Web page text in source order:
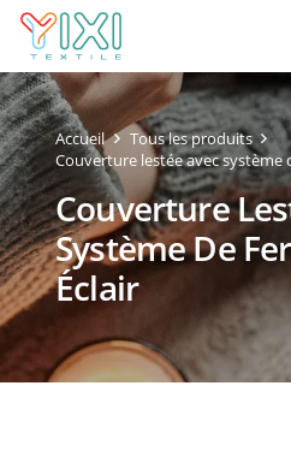
Accueil
Tous les produits
Couverture lestée avec système
Couverture
Système De
Éclair